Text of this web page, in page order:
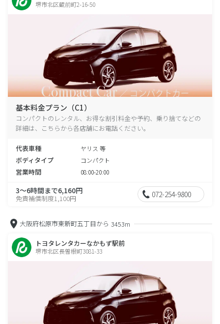
堺市北区蔵前町2-16-50
基本料金プラン（C1）
コンパクトのレンタル、お得な割引料金や予約、乗り捨てなどの
詳細は、こちらから各店舗にお電話ください。
代表車種 ヤリス 等
ボディタイプ コンパクト
営業時間 08:00-20:00
3～6時間まで6,160円
免責補償制度1,100円 072-254-9800
大阪府松原市東新町五丁目から 3453m
トヨタレンタカーなかもず駅前
堺市北区長曽根町3081-33